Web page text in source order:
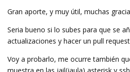
Gran aporte, y muy útil, muchas
Seria bueno si lo subes para que se
actualizaciones y hacer un pull
Voy a probarlo, me ocurre también